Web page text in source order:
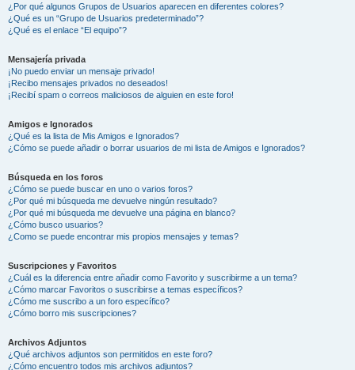
¿Por qué algunos Grupos de Usuarios aparecen en diferentes colores?
¿Qué es un “Grupo de Usuarios predeterminado”?
¿Qué es el enlace “El equipo”?
Mensajería privada
¡No puedo enviar un mensaje privado!
¡Recibo mensajes privados no deseados!
¡Recibí spam o correos maliciosos de alguien en este foro!
Amigos e Ignorados
¿Qué es la lista de Mis Amigos e Ignorados?
¿Cómo se puede añadir o borrar usuarios de mi lista de Amigos e Ignorados?
Búsqueda en los foros
¿Cómo se puede buscar en uno o varios foros?
¿Por qué mi búsqueda me devuelve ningún resultado?
¿Por qué mi búsqueda me devuelve una página en blanco?
¿Cómo busco usuarios?
¿Como se puede encontrar mis propios mensajes y temas?
Suscripciones y Favoritos
¿Cuál es la diferencia entre añadir como Favorito y suscribirme a un tema?
¿Cómo marcar Favoritos o suscribirse a temas específicos?
¿Cómo me suscribo a un foro específico?
¿Cómo borro mis suscripciones?
Archivos Adjuntos
¿Qué archivos adjuntos son permitidos en este foro?
¿Cómo encuentro todos mis archivos adjuntos?